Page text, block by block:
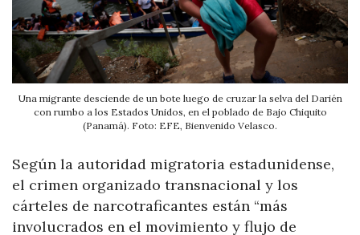
Una migrante desciende de un bote luego de cruzar la selva del Darién
con rumbo a los Estados Unidos, en el poblado de Bajo Chiquito
(Panamá). Foto: EFE, Bienvenido Velasco.
Según la autoridad migratoria estadunidense,
el crimen organizado transnacional y los
cárteles de narcotraficantes están “más
involucrados en el movimiento y flujo de